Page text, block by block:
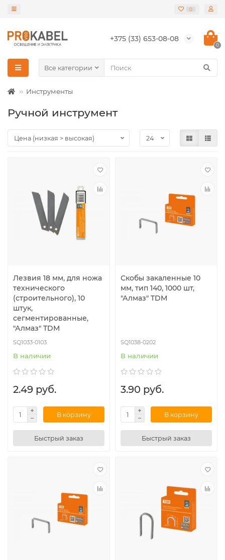
0
+375 (33) 653-08-08
0
Все категории
Инструменты
Ручной инструмент
Лезвия 18 мм, для ножа
технического
(строительного), 10
штук,
сегментированные,
"Алмаз" TDM
SQ1033-0103
В наличии
2.49 руб.
В корзину
Быстрый заказ
Скобы закаленные 10
мм, тип 140, 1000 шт,
"Алмаз" TDM
SQ1038-0202
В наличии
3.90 руб.
В корзину
Быстрый заказ